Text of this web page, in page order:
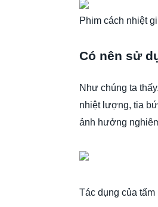
Phim cách nhiệt
Có nên sử
Như chúng ta
nhiệt lượng, tia
ảnh hưởng
Tác dụng của